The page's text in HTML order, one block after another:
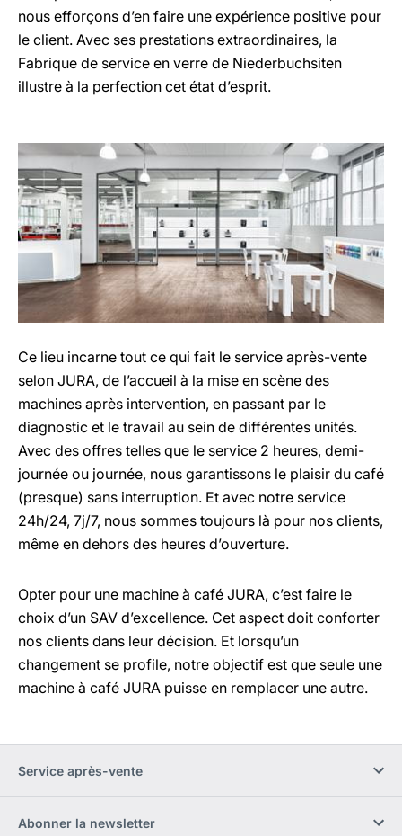
nous efforçons d’en faire une expérience positive pour
le client. Avec ses prestations extraordinaires, la
Fabrique de service en verre de Niederbuchsiten
illustre à la perfection cet état d’esprit.
Ce lieu incarne tout ce qui fait le service après-vente
selon JURA, de l’accueil à la mise en scène des
machines après intervention, en passant par le
diagnostic et le travail au sein de différentes unités.
Avec des offres telles que le service 2 heures, demi-
journée ou journée, nous garantissons le plaisir du café
(presque) sans interruption. Et avec notre service
24h/24, 7j/7, nous sommes toujours là pour nos clients,
même en dehors des heures d’ouverture.
Opter pour une machine à café JURA, c’est faire le
choix d’un SAV d’excellence. Cet aspect doit conforter
nos clients dans leur décision. Et lorsqu’un
changement se profile, notre objectif est que seule une
machine à café JURA puisse en remplacer une autre.
Service après-vente
Abonner la newsletter